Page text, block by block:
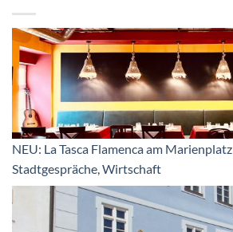
NEU: La Tasca Flamenca am Marienplatz
Stadtgespräche,Wirtschaft